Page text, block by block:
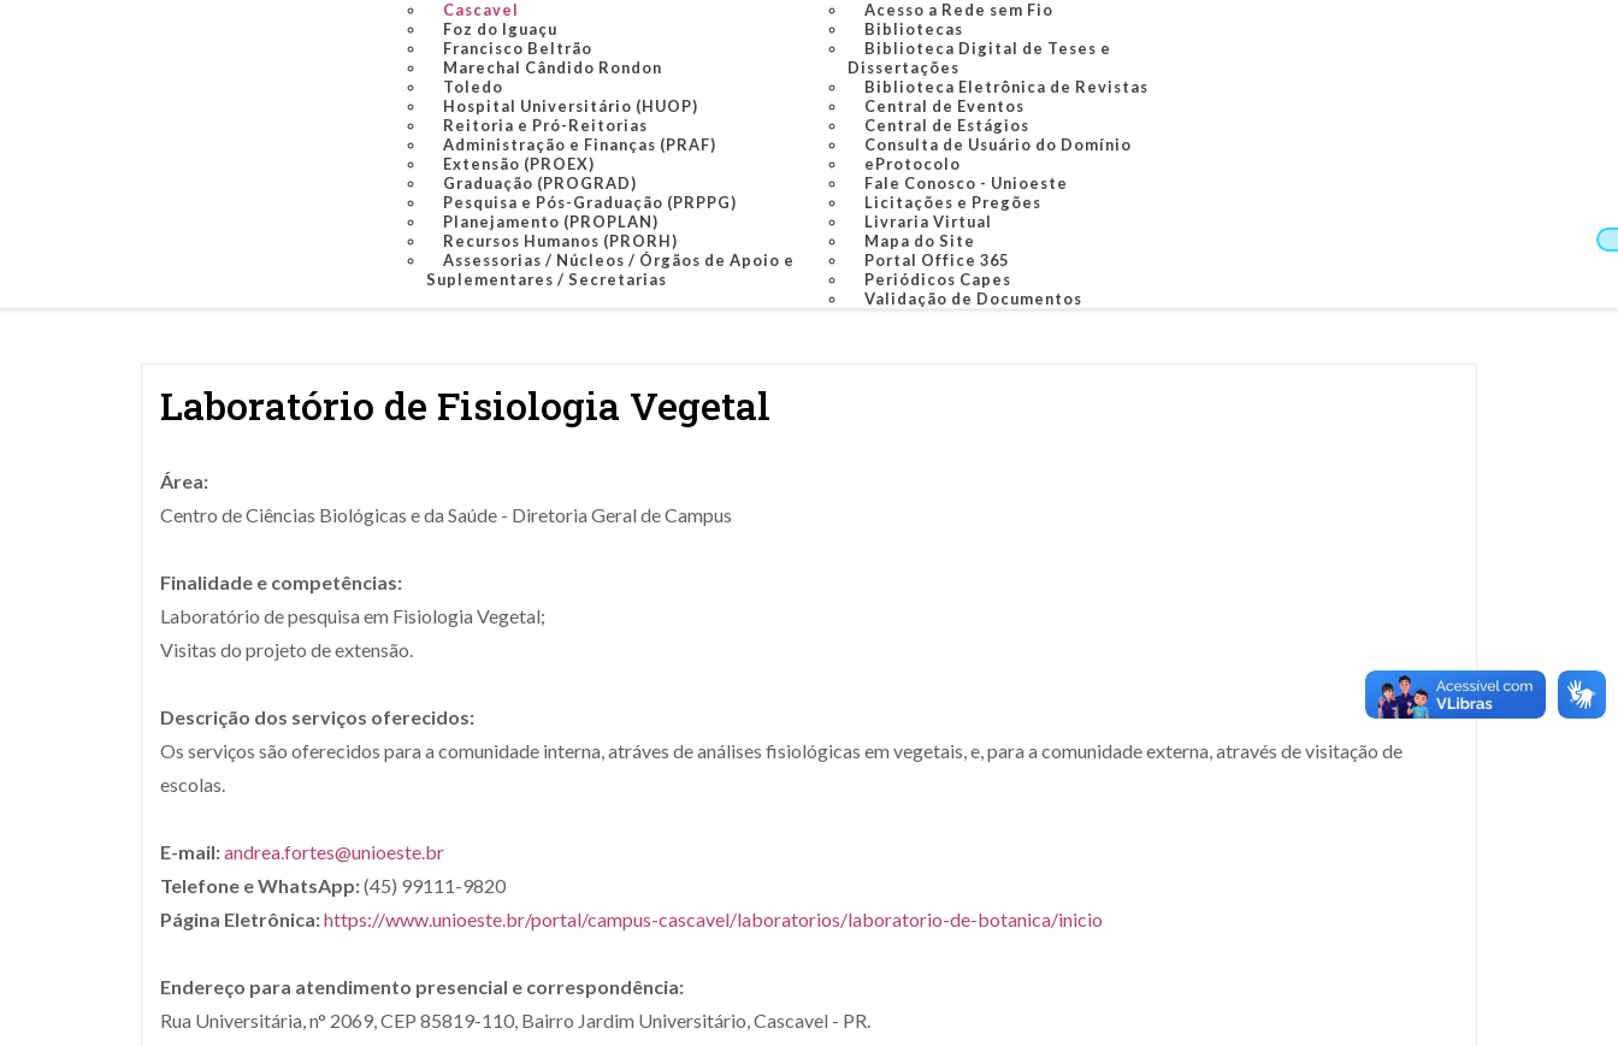
Cascavel
Foz do Iguaçu
Francisco Beltrão
Marechal Cândido Rondon
Toledo
Hospital Universitário (HUOP)
Reitoria e Pró-Reitorias
Administração e Finanças (PRAF)
Extensão (PROEX)
Graduação (PROGRAD)
Pesquisa e Pós-Graduação (PRPPG)
Planejamento (PROPLAN)
Recursos Humanos (PRORH)
Assessorias / Núcleos / Órgãos de Apoio e
Suplementares / Secretarias
Acesso a Rede sem Fio
Bibliotecas
Biblioteca Digital de Teses e
Dissertações
Biblioteca Eletrônica de Revistas
Central de Eventos
Central de Estágios
Consulta de Usuário do Domínio
eProtocolo
Fale Conosco - Unioeste
Licitações e Pregões
Livraria Virtual
Mapa do Site
Portal Office 365
Periódicos Capes
Validação de Documentos
Laboratório de Fisiologia Vegetal
Área:
Centro de Ciências Biológicas e da Saúde - Diretoria Geral de Campus
Finalidade e competências:
Laboratório de pesquisa em Fisiologia Vegetal;
Visitas do projeto de extensão.
Descrição dos serviços oferecidos:
Os serviços são oferecidos para a comunidade interna, atráves de análises fisiológicas em vegetais, e, para a comunidade externa, através de visitação de
escolas.
E-mail:andrea.fortes@unioeste.br
Telefone e WhatsApp:(45) 99111-9820
Página Eletrônica:https://www.unioeste.br/portal/campus-cascavel/laboratorios/laboratorio-de-botanica/inicio
Endereço para atendimento presencial e correspondência:
Rua Universitária, n° 2069, CEP 85819-110, Bairro Jardim Universitário, Cascavel - PR.